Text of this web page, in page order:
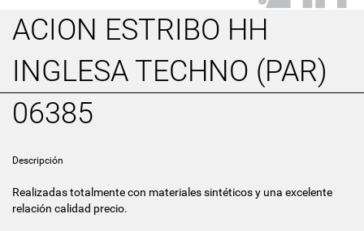
ACION ESTRIBO HH
INGLESA TECHNO (PAR)
06385
Descripción
Realizadas totalmente con materiales sintéticos y una excelente
relación calidad precio.